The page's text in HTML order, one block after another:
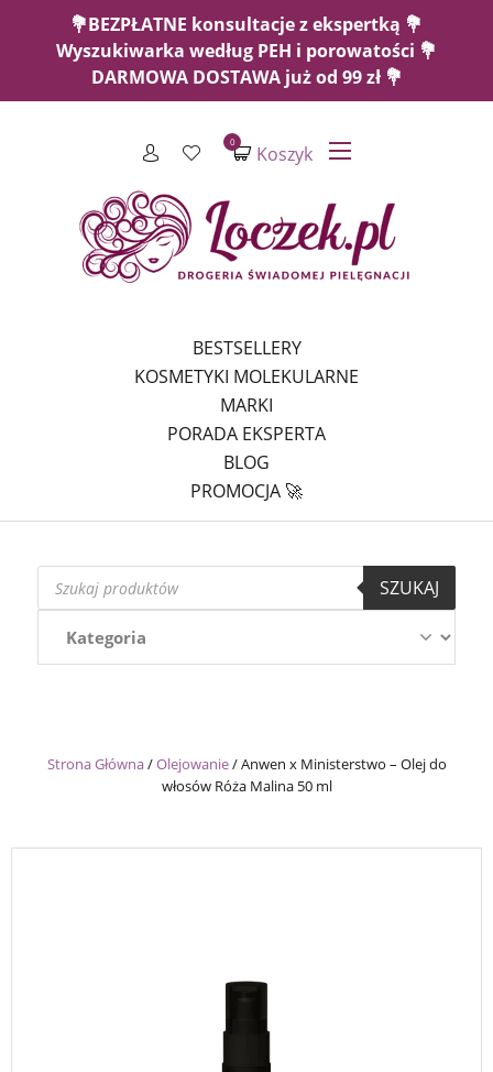
💐BEZPŁATNE konsultacje z ekspertką 💐
Wyszukiwarka według PEH i porowatości 💐
DARMOWA DOSTAWA już od 99 zł 💐
Koszyk
0
BESTSELLERY
KOSMETYKI MOLEKULARNE
MARKI
PORADA EKSPERTA
BLOG
PROMOCJA 🚀
Wyszukiwarka
produktów
SZUKAJ
Strona Główna/Olejowanie/Anwen x Ministerstwo – Olej do
włosów Róża Malina 50 ml